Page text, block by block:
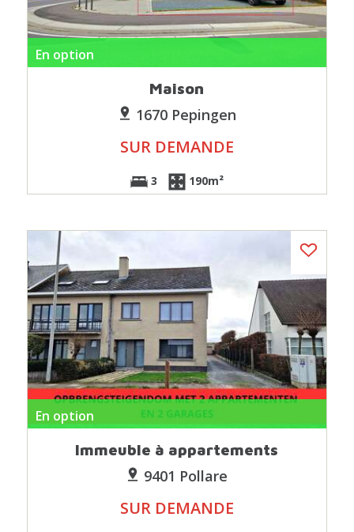
En option
Maison
1670 Pepingen
SUR DEMANDE
3 190m²
En option
Immeuble à appartements
9401 Pollare
SUR DEMANDE